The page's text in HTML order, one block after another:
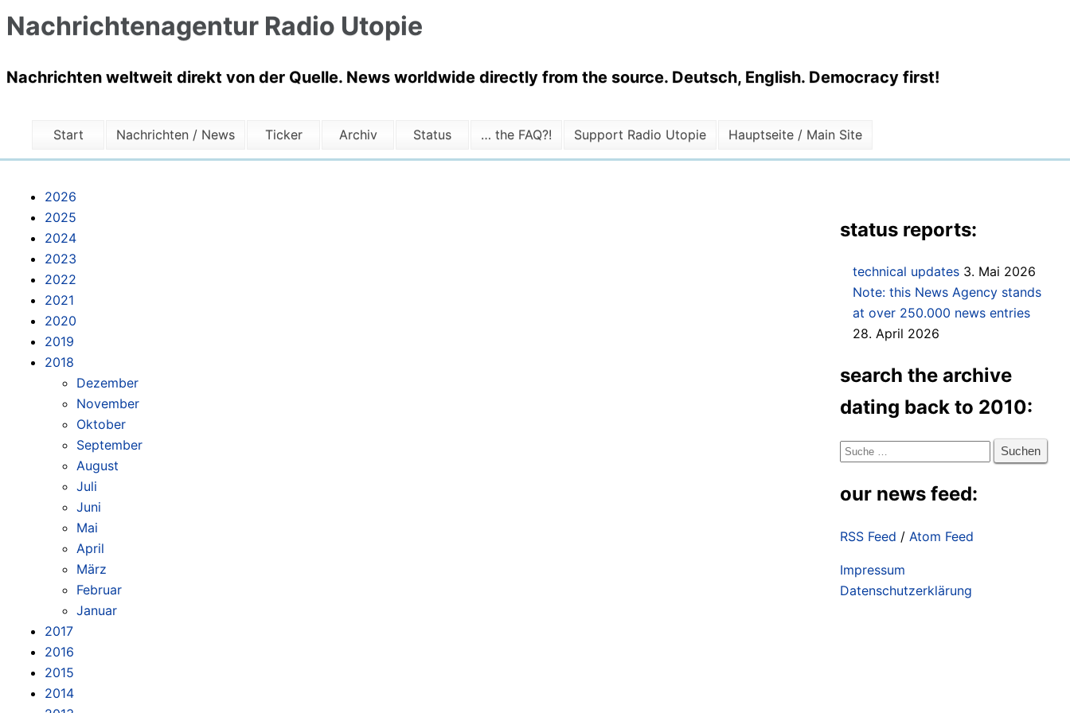
Nachrichtenagentur Radio Utopie
Nachrichten weltweit direkt von der Quelle. News worldwide directly from the source. Deutsch, English. Democracy first!
Start Nachrichten / News Ticker Archiv Status … the FAQ?! Support Radio Utopie Hauptseite / Main Site
2026
2025
2024
2023
2022
2021
2020
2019
2018
Dezember
November
Oktober
September
August
Juli
Juni
Mai
April
März
Februar
Januar
2017
2016
2015
2014
status reports:
technical updates 3. Mai 2026
Note: this News Agency stands
at over 250.000 news entries
28. April 2026
search the archive
dating back to 2010:
Suche
our news feed:
RSS Feed / Atom Feed
Impressum
Datenschutzerklärung